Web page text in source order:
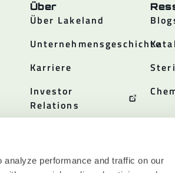
performance and traffic on our
Über
Über Lakeland
Unternehmensgeschichte
Karriere
Investor
Relations